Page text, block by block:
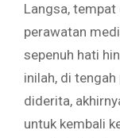
Langsa,
perawatan
sepenuh hati
inilah, di
diderita,
untuk kembali